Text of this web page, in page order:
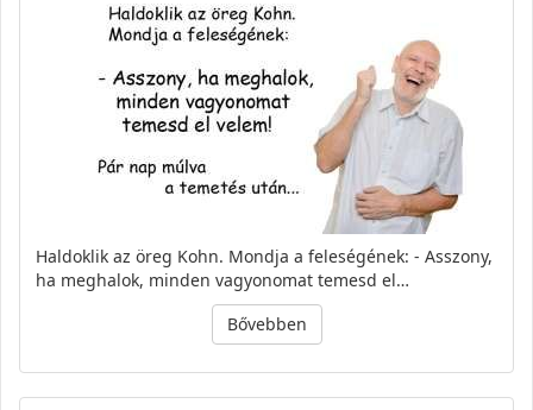
Haldoklik az öreg Kohn. Mondja a feleségének: - Asszony,
ha meghalok, minden vagyonomat temesd el…
Bővebben